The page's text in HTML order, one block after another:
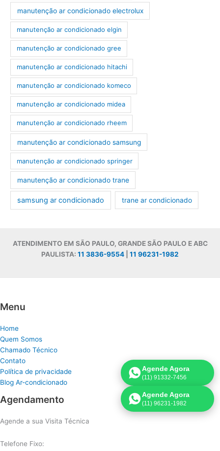
manutenção ar condicionado electrolux
manutenção ar condicionado elgin
manutenção ar condicionado gree
manutenção ar condicionado hitachi
manutenção ar condicionado komeco
manutenção ar condicionado midea
manutenção ar condicionado rheem
manutenção ar condicionado samsung
manutenção ar condicionado springer
manutenção ar condicionado trane
samsung ar condicionado trane ar condicionado
ATENDIMENTO EM SÃO PAULO, GRANDE SÃO PAULO E ABC
PAULISTA: 11 3836-9554 11 96231-1982
Menu
Home
Quem Somos
Chamado Técnico
Contato
Política de privacidade
Blog Ar-condicionado
Agendamento
Agende a sua Visita Técnica
Telefone Fixo:
Agende Agora
(11) 91332-7456
Agende Agora
(11) 96231-1982